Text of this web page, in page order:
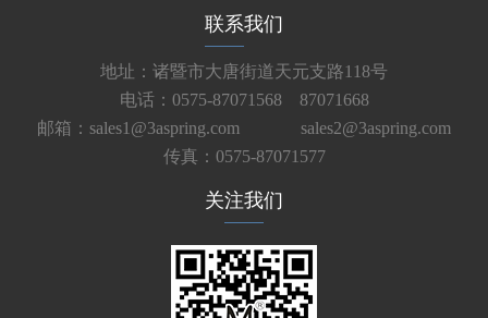
联系我们
地址：诸暨市大唐街道天元支路118号
电话：0575-87071568 87071668
邮箱：sales1@3aspring.com
sales2@3aspring.com
传真：0575-87071577
关注我们